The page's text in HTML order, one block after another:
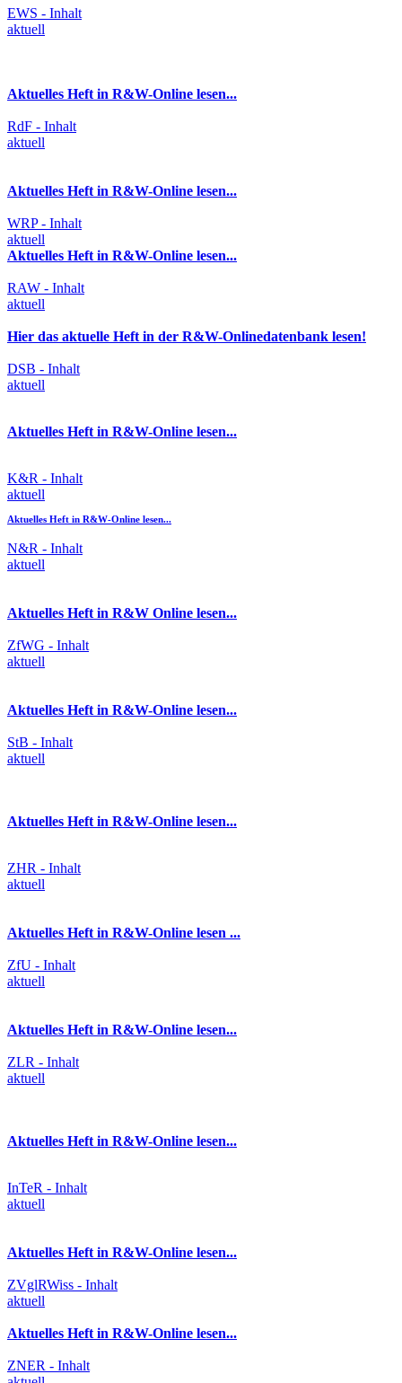
EWS - Inhalt
aktuell
Aktuelles Heft in R&W-Online lesen...
RdF - Inhalt
aktuell
Aktuelles Heft in R&W-Online lesen...
WRP - Inhalt
aktuell
Aktuelles Heft in R&W-Online lesen...
RAW - Inhalt
aktuell
Hier das aktuelle Heft in der R&W-Onlinedatenbank lesen!
DSB - Inhalt
aktuell
Aktuelles Heft in R&W-Online lesen...
K&R - Inhalt
aktuell
Aktuelles Heft in R&W-Online lesen...
N&R - Inhalt
aktuell
Aktuelles Heft in R&W Online lesen...
ZfWG - Inhalt
aktuell
Aktuelles Heft in R&W-Online lesen...
StB - Inhalt
aktuell
Aktuelles Heft in R&W-Online lesen...
ZHR - Inhalt
aktuell
Aktuelles Heft in R&W-Online lesen ...
ZfU - Inhalt
aktuell
Aktuelles Heft in R&W-Online lesen...
ZLR - Inhalt
aktuell
Aktuelles Heft in R&W-Online lesen...
InTeR - Inhalt
aktuell
Aktuelles Heft in R&W-Online lesen...
ZVglRWiss - Inhalt
aktuell
Aktuelles Heft in R&W-Online lesen...
ZNER - Inhalt